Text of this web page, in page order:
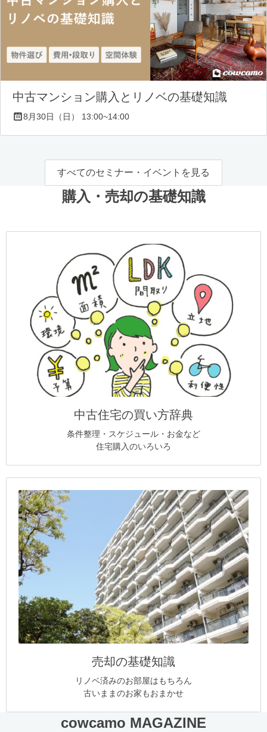
中古マンション購入とリノベの基礎知識
8月30日（日） 13:00~14:00
すべてのセミナー・イベントを見る
購入・売却の基礎知識
中古住宅の買い方辞典
条件整理・スケジュール・お金など
住宅購入のいろいろ
売却の基礎知識
リノベ済みのお部屋はもちろん
古いままのお家もおまかせ
cowcamo MAGAZINE